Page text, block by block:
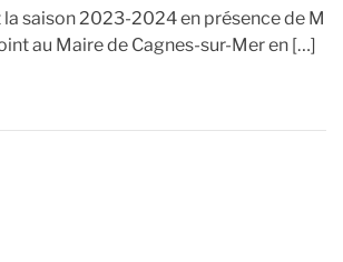
saison 2023-2024 en présence de M
au Maire de Cagnes-sur-Mer en […]